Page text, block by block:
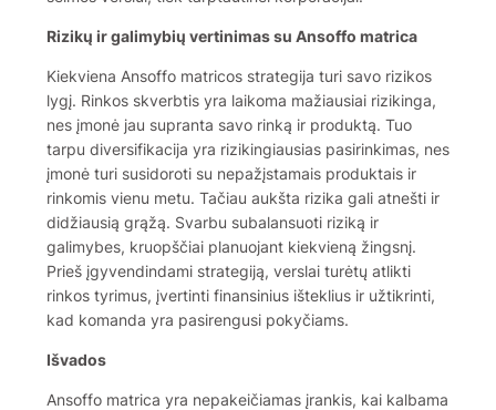
Rizikų ir galimybių vertinimas su Ansoffo matrica
Kiekviena Ansoffo matricos strategija turi savo rizikos
lygį. Rinkos skverbtis yra laikoma mažiausiai rizikinga,
nes įmonė jau supranta savo rinką ir produktą. Tuo
tarpu diversifikacija yra rizikingiausias pasirinkimas, nes
įmonė turi susidoroti su nepažįstamais produktais ir
rinkomis vienu metu. Tačiau aukšta rizika gali atnešti ir
didžiausią grąžą. Svarbu subalansuoti riziką ir
galimybes, kruopščiai planuojant kiekvieną žingsnį.
Prieš įgyvendindami strategiją, verslai turėtų atlikti
rinkos tyrimus, įvertinti finansinius išteklius ir užtikrinti,
kad komanda yra pasirengusi pokyčiams.
Išvados
Ansoffo matrica yra nepakeičiamas įrankis, kai kalbama